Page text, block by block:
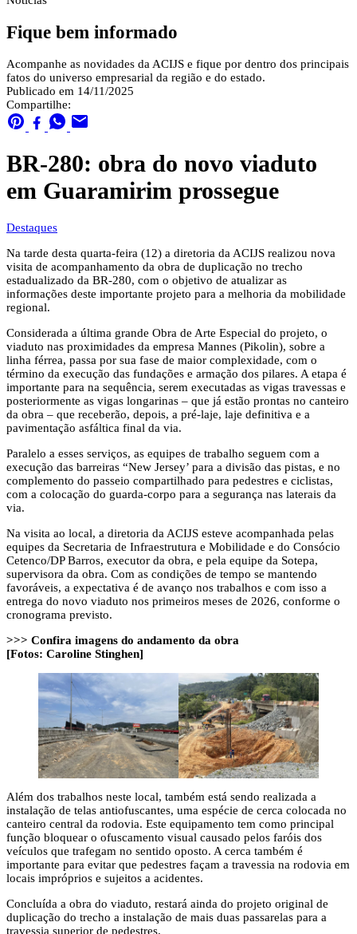
Fique bem informado
Acompanhe as novidades da ACIJS e fique por dentro dos principais
fatos do universo empresarial da região e do estado.
Publicado em 14/11/2025
Compartilhe:
BR-280: obra do novo viaduto
em Guaramirim prossegue
Destaques
Na tarde desta quarta-feira (12) a diretoria da ACIJS realizou nova
visita de acompanhamento da obra de duplicação no trecho
estadualizado da BR-280, com o objetivo de atualizar as
informações deste importante projeto para a melhoria da mobilidade
regional.
Considerada a última grande Obra de Arte Especial do projeto, o
viaduto nas proximidades da empresa Mannes (Pikolin), sobre a
linha férrea, passa por sua fase de maior complexidade, com o
término da execução das fundações e armação dos pilares. A etapa é
importante para na sequência, serem executadas as vigas travessas e
posteriormente as vigas longarinas – que já estão prontas no canteiro
da obra – que receberão, depois, a pré-laje, laje definitiva e a
pavimentação asfáltica final da via.
Paralelo a esses serviços, as equipes de trabalho seguem com a
execução das barreiras “New Jersey’ para a divisão das pistas, e no
complemento do passeio compartilhado para pedestres e ciclistas,
com a colocação do guarda-corpo para a segurança nas laterais da
via.
Na visita ao local, a diretoria da ACIJS esteve acompanhada pelas
equipes da Secretaria de Infraestrutura e Mobilidade e do Consócio
Cetenco/DP Barros, executor da obra, e pela equipe da Sotepa,
supervisora da obra. Com as condições de tempo se mantendo
favoráveis, a expectativa é de avanço nos trabalhos e com isso a
entrega do novo viaduto nos primeiros meses de 2026, conforme o
cronograma previsto.
>>> Confira imagens do andamento da obra
[Fotos: Caroline Stinghen]
Além dos trabalhos neste local, também está sendo realizada a
instalação de telas antiofuscantes, uma espécie de cerca colocada no
canteiro central da rodovia. Este equipamento tem como principal
função bloquear o ofuscamento visual causado pelos faróis dos
veículos que trafegam no sentido oposto. A cerca também é
importante para evitar que pedestres façam a travessia na rodovia em
locais impróprios e sujeitos a acidentes.
Concluída a obra do viaduto, restará ainda do projeto original de
duplicação do trecho a instalação de mais duas passarelas para a
travessia superior de pedestres.